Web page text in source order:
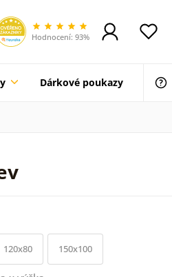
Hodnocení: 93%
Dárkové poukazy
120x80 150x100